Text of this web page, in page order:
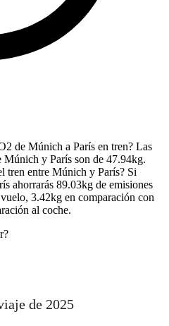
de Múnich a París en tren? Las
Múnich y París son de 47.94kg.
tren entre Múnich y París? Si
ahorrarás 89.03kg de emisiones
3.42kg en comparación con
al coche.
de 2025